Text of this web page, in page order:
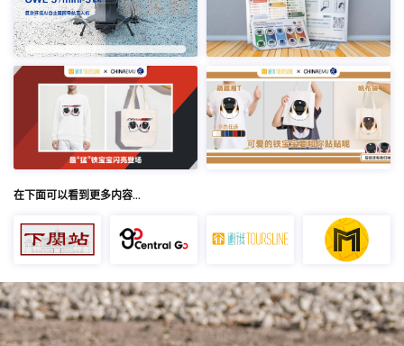
在下面可以看到更多内容…